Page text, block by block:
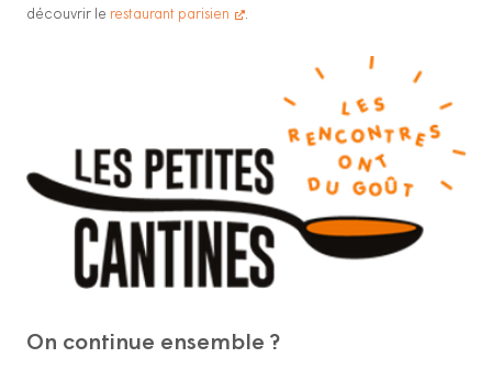
découvrir le restaurant parisien
On continue ensemble ?